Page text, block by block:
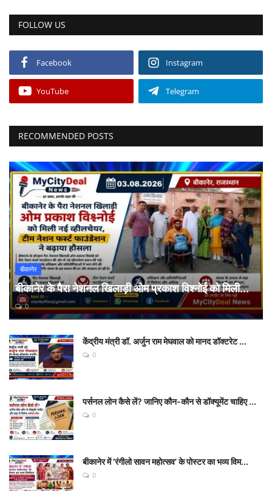
FOLLOW US
Facebook Instagram
YouTube Telegram
RECOMMENDED POSTS
बीकानेर
बीकानेर के पैरा नेशनल खिलाड़ी ओम प्रकाश विश्नोई को मिली...
0
केंद्रीय मंत्री डॉ. अर्जुन राम मेघवाल को मानद डॉक्टरेट ...
0
पर्सनल लोन कैसे लें? जानिए कौन-कौन से डॉक्यूमेंट चाहिए ...
0
बीकानेर में ‘रंगीलो सावन महोत्सव’ के पोस्टर का भव्य विम...
0